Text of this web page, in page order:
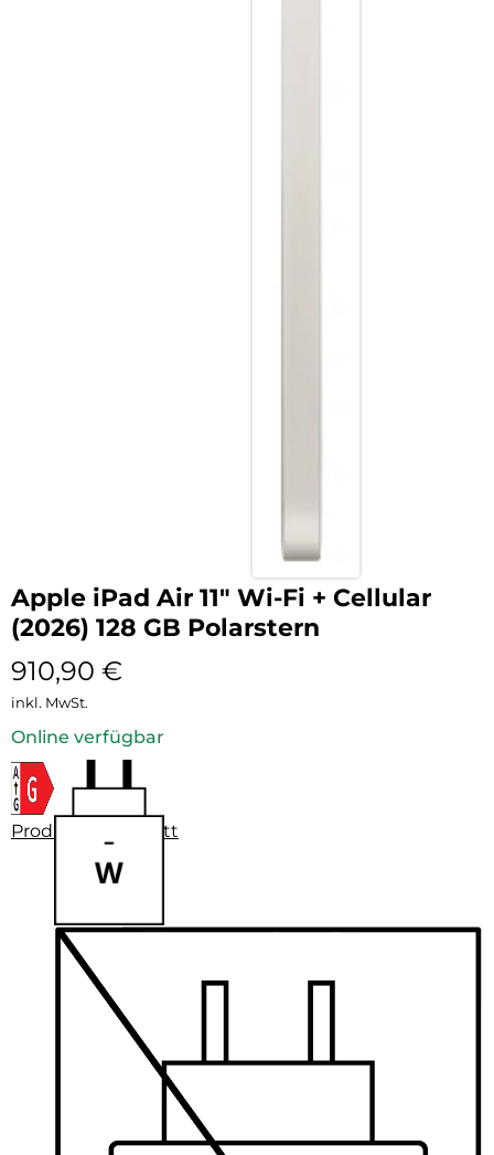
Apple iPad Air 11″ Wi-Fi + Cellular
(2026) 128 GB Polarstern
910,90 €
inkl. MwSt.
Online verfügbar
Produktdatenblatt